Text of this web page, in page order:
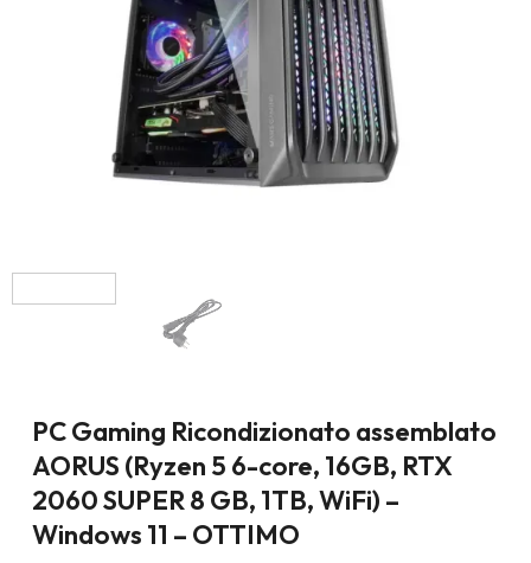
PC Gaming Ricondizionato assemblato
AORUS (Ryzen 5 6-core, 16GB, RTX
2060 SUPER 8 GB, 1TB, WiFi) –
Windows 11 – OTTIMO